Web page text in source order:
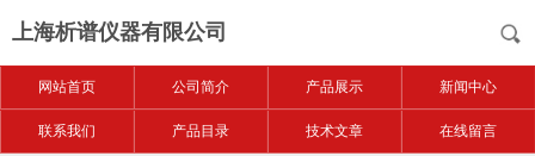
上海析谱仪器有限公司
网站首页 公司简介 产品展示 新闻中心
联系我们 产品目录 技术文章 在线留言